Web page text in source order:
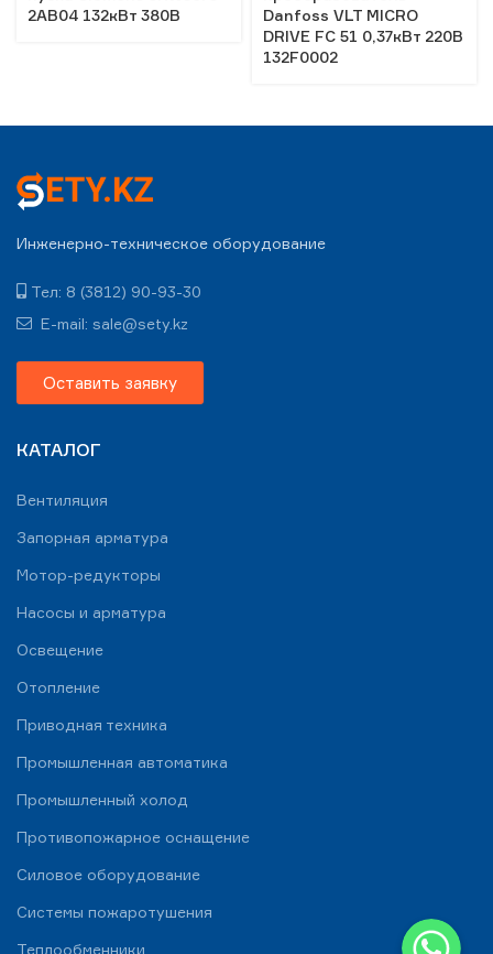
2AB04 132кВт 380В
Danfoss VLT MICRO
DRIVE FC 51 0,37кВт 220В
132F0002
Инженерно-техническое оборудование
Тел: 8 (3812) 90-93-30
E-mail: sale@sety.kz
Оставить заявку
КАТАЛОГ
Вентиляция
Запорная арматура
Мотор-редукторы
Насосы и арматура
Освещение
Отопление
Приводная техника
Промышленная автоматика
Промышленный холод
Противопожарное оснащение
Силовое оборудование
Системы пожаротушения
Теплообменники
WhatsApp